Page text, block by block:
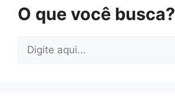
O que você busca?